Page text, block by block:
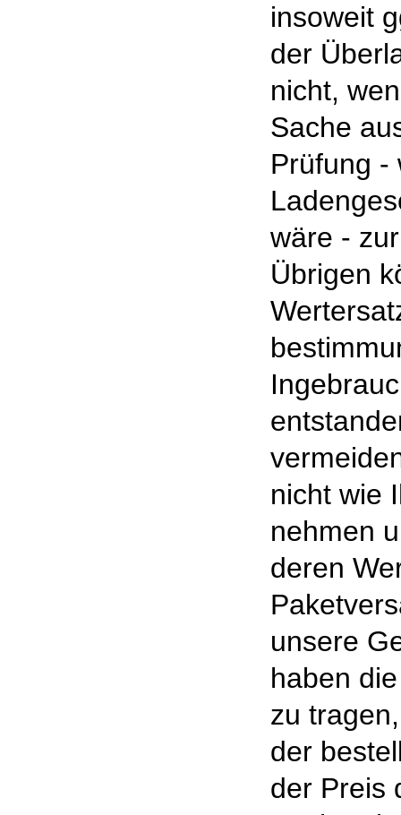
insoweit
der
nicht,
Sache
Prüfung -
wäre -
Übrigen
nicht wie
nehmen
deren
unsere
haben
zu
der
der Preis